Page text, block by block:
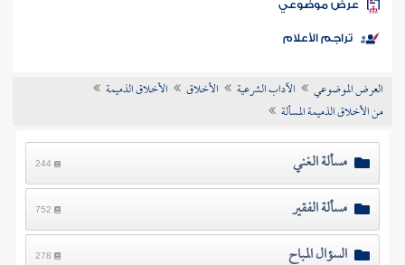
الكتب
موضوعي
تراجم الأعلام
العرض الموضوعي الآداب الشرعية الأخلاق
الأخلاق الذميمة
من الأخلاق الذميمة المسألة
مسألة الغني 244
مسألة الفقير 752
السؤال المباح 278